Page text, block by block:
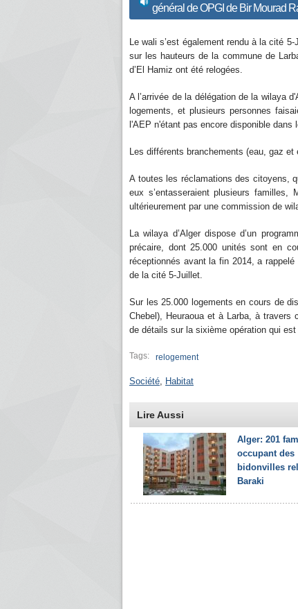
général de OPGI de Bir Mourad
Le wali s’est également rendu à la cité
sur les hauteurs de la commune de
d’El Hamiz ont été relogées.
A l’arrivée de la délégation de la wilaya
logements, et plusieurs personnes
l'AEP n'étant pas encore disponible dans
Les différents branchements (eau, gaz
A toutes les réclamations des citoyens,
eux s’entasseraient plusieurs
ultérieurement par une commission de
La wilaya d’Alger dispose d’un
précaire, dont 25.000 unités sont en
réceptionnés avant la fin 2014, a
de la cité 5-Juillet.
Sur les 25.000 logements en cours de
Chebel), Heuraoua et à Larba, à
de détails sur la sixième opération qui est
Tags: relogement
Société, Habitat
Lire Aussi
Alger: 201
occupant des
bidonvilles
Baraki